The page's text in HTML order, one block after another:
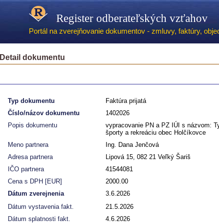
Register odberateľských vzťahov
Portál na zverejňovanie dokumentov - zmluvy, faktúry,
Detail dokumentu
Typ dokumentu
Faktúra prijatá
Číslo/názov dokumentu
1402026
Popis dokumentu
vypracovanie PN a PZ IÚI s názvom:
športy a rekreáciu obec Holčíkovce
Meno partnera
Ing. Dana Jenčová
Adresa partnera
Lipová 15, 082 21 Veľký Šariš
IČO partnera
41544081
Cena s DPH [EUR]
2000.00
Dátum zverejnenia
3.6.2026
Dátum vystavenia fakt.
21.5.2026
Dátum splatnosti fakt.
4.6.2026